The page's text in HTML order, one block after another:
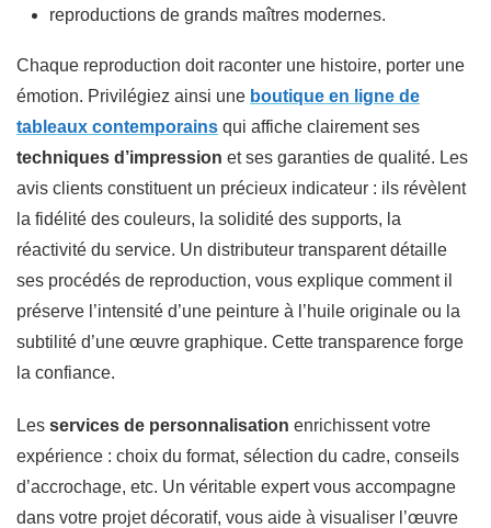
reproductions de grands maîtres modernes.
Chaque reproduction doit raconter une histoire, porter une
émotion. Privilégiez ainsi une boutique en ligne de
tableaux contemporains qui affiche clairement ses
techniques d’impression et ses garanties de qualité. Les
avis clients constituent un précieux indicateur : ils révèlent
la fidélité des couleurs, la solidité des supports, la
réactivité du service. Un distributeur transparent détaille
ses procédés de reproduction, vous explique comment il
préserve l’intensité d’une peinture à l’huile originale ou la
subtilité d’une œuvre graphique. Cette transparence forge
la confiance.
Les services de personnalisation enrichissent votre
expérience : choix du format, sélection du cadre, conseils
d’accrochage, etc. Un véritable expert vous accompagne
dans votre projet décoratif, vous aide à visualiser l’œuvre